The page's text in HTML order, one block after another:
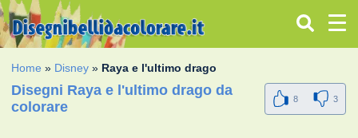
Home » Disney » Raya e l'ultimo drago
Disegni Raya e l'ultimo drago da
colorare
8 3